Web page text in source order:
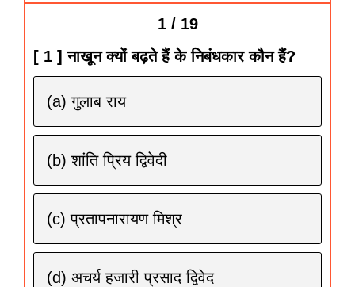
1 / 19
[ 1 ] नाखून क्यों बढ़ते हैं के निबंधकार कौन हैं?
(a) गुलाब राय
(b) शांति प्रिय द्विवेदी
(c) प्रतापनारायण मिश्र
(d) अचर्य हजारी प्रसाद द्विवेद